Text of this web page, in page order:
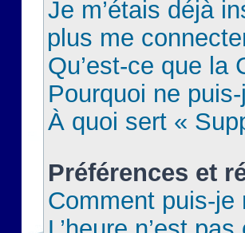
Je m’étais déjà
plus me
Qu’est-ce que la
Pourquoi ne
À quoi sert «
Préférences et
Comment puis-je